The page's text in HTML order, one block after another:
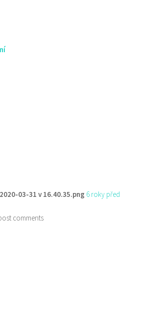
03-31 v 16.40.35.png 6 roky před
comments